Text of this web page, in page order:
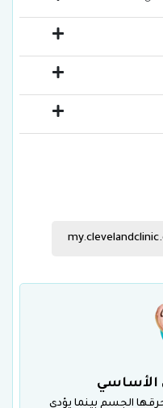
الأساسي
الجسم بينما يؤدي